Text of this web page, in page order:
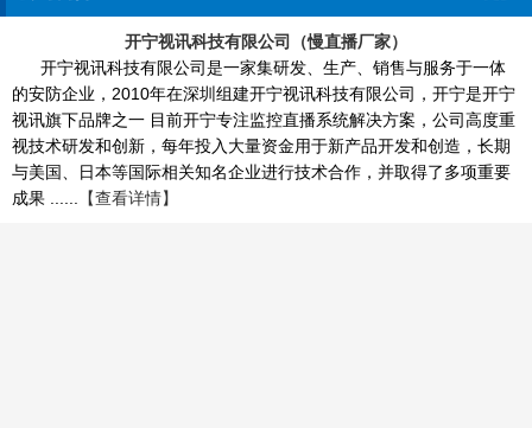
开宁视讯科技有限公司（慢直播厂家）
开宁视讯科技有限公司是一家集研发、生产、销售与服务于一体
的安防企业，2010年在深圳组建开宁视讯科技有限公司，开宁是开宁
视讯旗下品牌之一 目前开宁专注监控直播系统解决方案，公司高度重
视技术研发和创新，每年投入大量资金用于新产品开发和创造，长期
与美国、日本等国际相关知名企业进行技术合作，并取得了多项重要
成果 ......
【查看详情】